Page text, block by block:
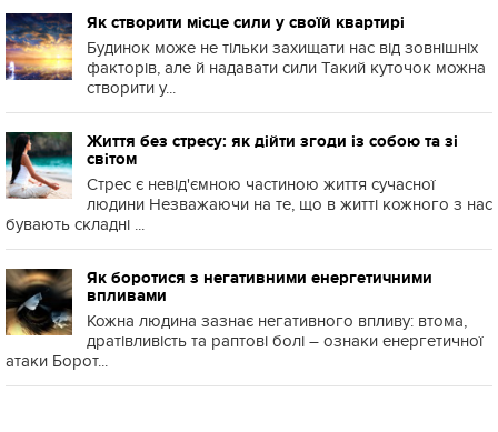
Як створити місце сили у своїй квартирі
Будинок може не тільки захищати нас від зовнішніх
факторів, але й надавати сили Такий куточок можна
створити у...
Життя без стресу: як дійти згоди із собою та зі
світом
Стрес є невід'ємною частиною життя сучасної
людини Незважаючи на те, що в житті кожного з нас
бувають складні ...
Як боротися з негативними енергетичними
впливами
Кожна людина зазнає негативного впливу: втома,
дратівливість та раптові болі – ознаки енергетичної
атаки Борот...